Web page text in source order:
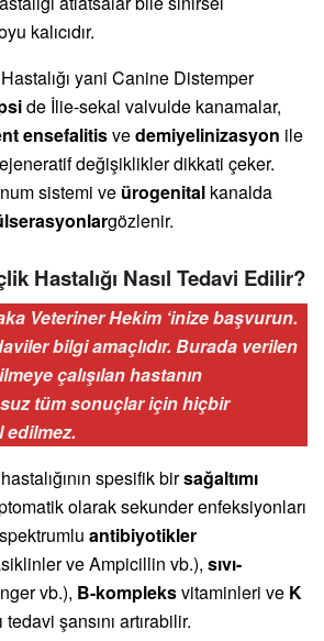
kalıcıdır.
yani Canine Distemper
de İlie-sekal valvulde kanamalar,
ensefalitisvedemiyelinizasyon ile
değişiklikler dikkati çeker.
sistemi ve ürogenital kanalda
gözlenir.
Hastalığı Nasıl Tedavi Edilir?
Veteriner Hekim ‘inize başvurun.
bilgi amaçlıdır. Burada verilen
çalışılan hastanın
tüm sonuçlar için hiçbir
spesifik birsağaltımı
olarak sekunder enfeksiyonları
antibiyotikler
ve Ampicillin vb.), sıvı-
vb.), B-kompleksvitaminleri ve K
şansını artırabilir.